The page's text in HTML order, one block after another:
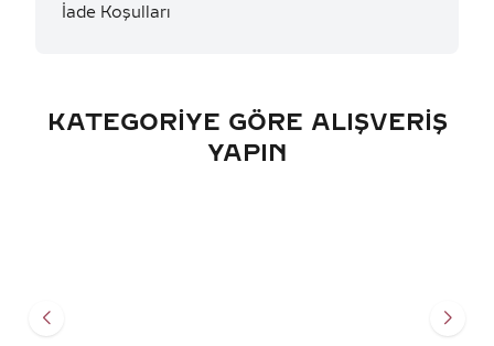
İade Koşulları
KATEGORIYE GÖRE ALIŞVERIŞ
YAPIN